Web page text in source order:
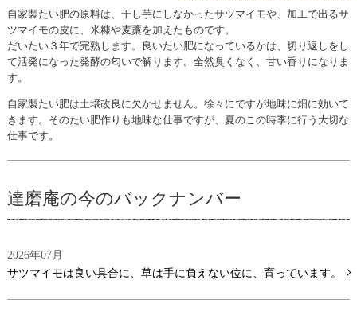
自家製たい肥の原料は、干し芋にしなかったサツマイモや、加工で出るサ
ツマイモの皮に、米糠や麦藁を加えたものです。
だいたい３年で完熟します。良いたい肥になっているかは、切り返しをし
て活発になった発酵の匂いで解ります。全然臭くなく、甘い香りになりま
す。
自家製たい肥は土壌改良に欠かせません。徐々にですが地味に畑に効いて
きます。そのたい肥作りも地味な仕事ですが、夏のこの時季に行う大切な
仕事です。
達磨庵の今のバックナンバー
2026年07月
サツマイモは良い具合に、草は手に負えない位に、育っています。